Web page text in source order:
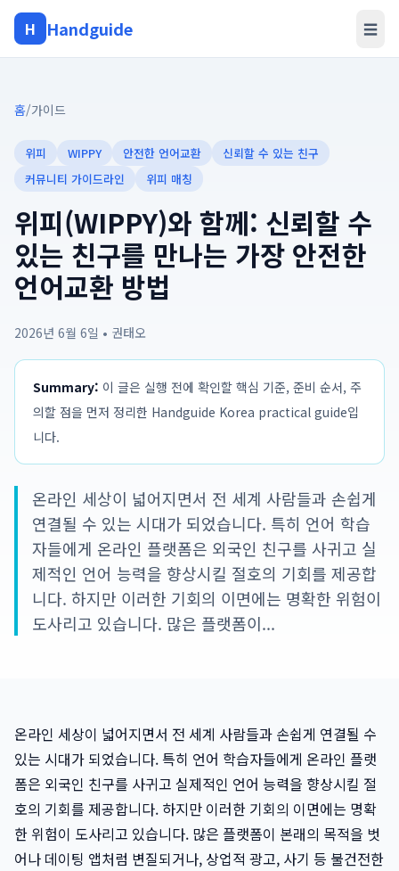
H Handguide ☰
홈/가이드
위피 WIPPY 안전한 언어교환
신뢰할 수 있는 친구
커뮤니티 가이드라인
위피 매칭
위피(WIPPY)와 함께: 신뢰할 수
있는 친구를 만나는 가장 안전한
언어교환 방법
2026년 6월 6일 • 권태오
Summary: 이 글은 실행 전에 확인할 핵심 기준, 준비 순서, 주
의할 점을 먼저 정리한 Handguide Korea practical guide입
니다.
온라인 세상이 넓어지면서 전 세계 사람들과 손쉽게
연결될 수 있는 시대가 되었습니다. 특히 언어 학습
자들에게 온라인 플랫폼은 외국인 친구를 사귀고 실
제적인 언어 능력을 향상시킬 절호의 기회를 제공합
니다. 하지만 이러한 기회의 이면에는 명확한 위험이
도사리고 있습니다. 많은 플랫폼이...
온라인 세상이 넓어지면서 전 세계 사람들과 손쉽게 연결될 수
있는 시대가 되었습니다. 특히 언어 학습자들에게 온라인 플랫
폼은 외국인 친구를 사귀고 실제적인 언어 능력을 향상시킬 절
호의 기회를 제공합니다. 하지만 이러한 기회의 이면에는 명확
한 위험이 도사리고 있습니다. 많은 플랫폼이 본래의 목적을 벗
어나 데이팅 앱처럼 변질되거나, 상업적 광고, 사기 등 불건전한